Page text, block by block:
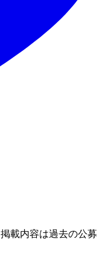
掲載内容は過去の公募